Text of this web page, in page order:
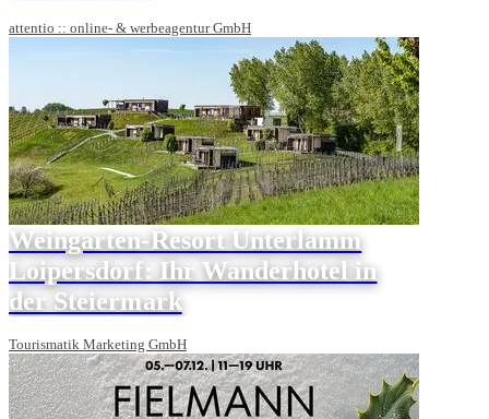
attentio :: online- & werbeagentur GmbH
Weingarten-Resort Unterlamm
Loipersdorf: Ihr Wanderhotel in
der Steiermark
Tourismatik Marketing GmbH